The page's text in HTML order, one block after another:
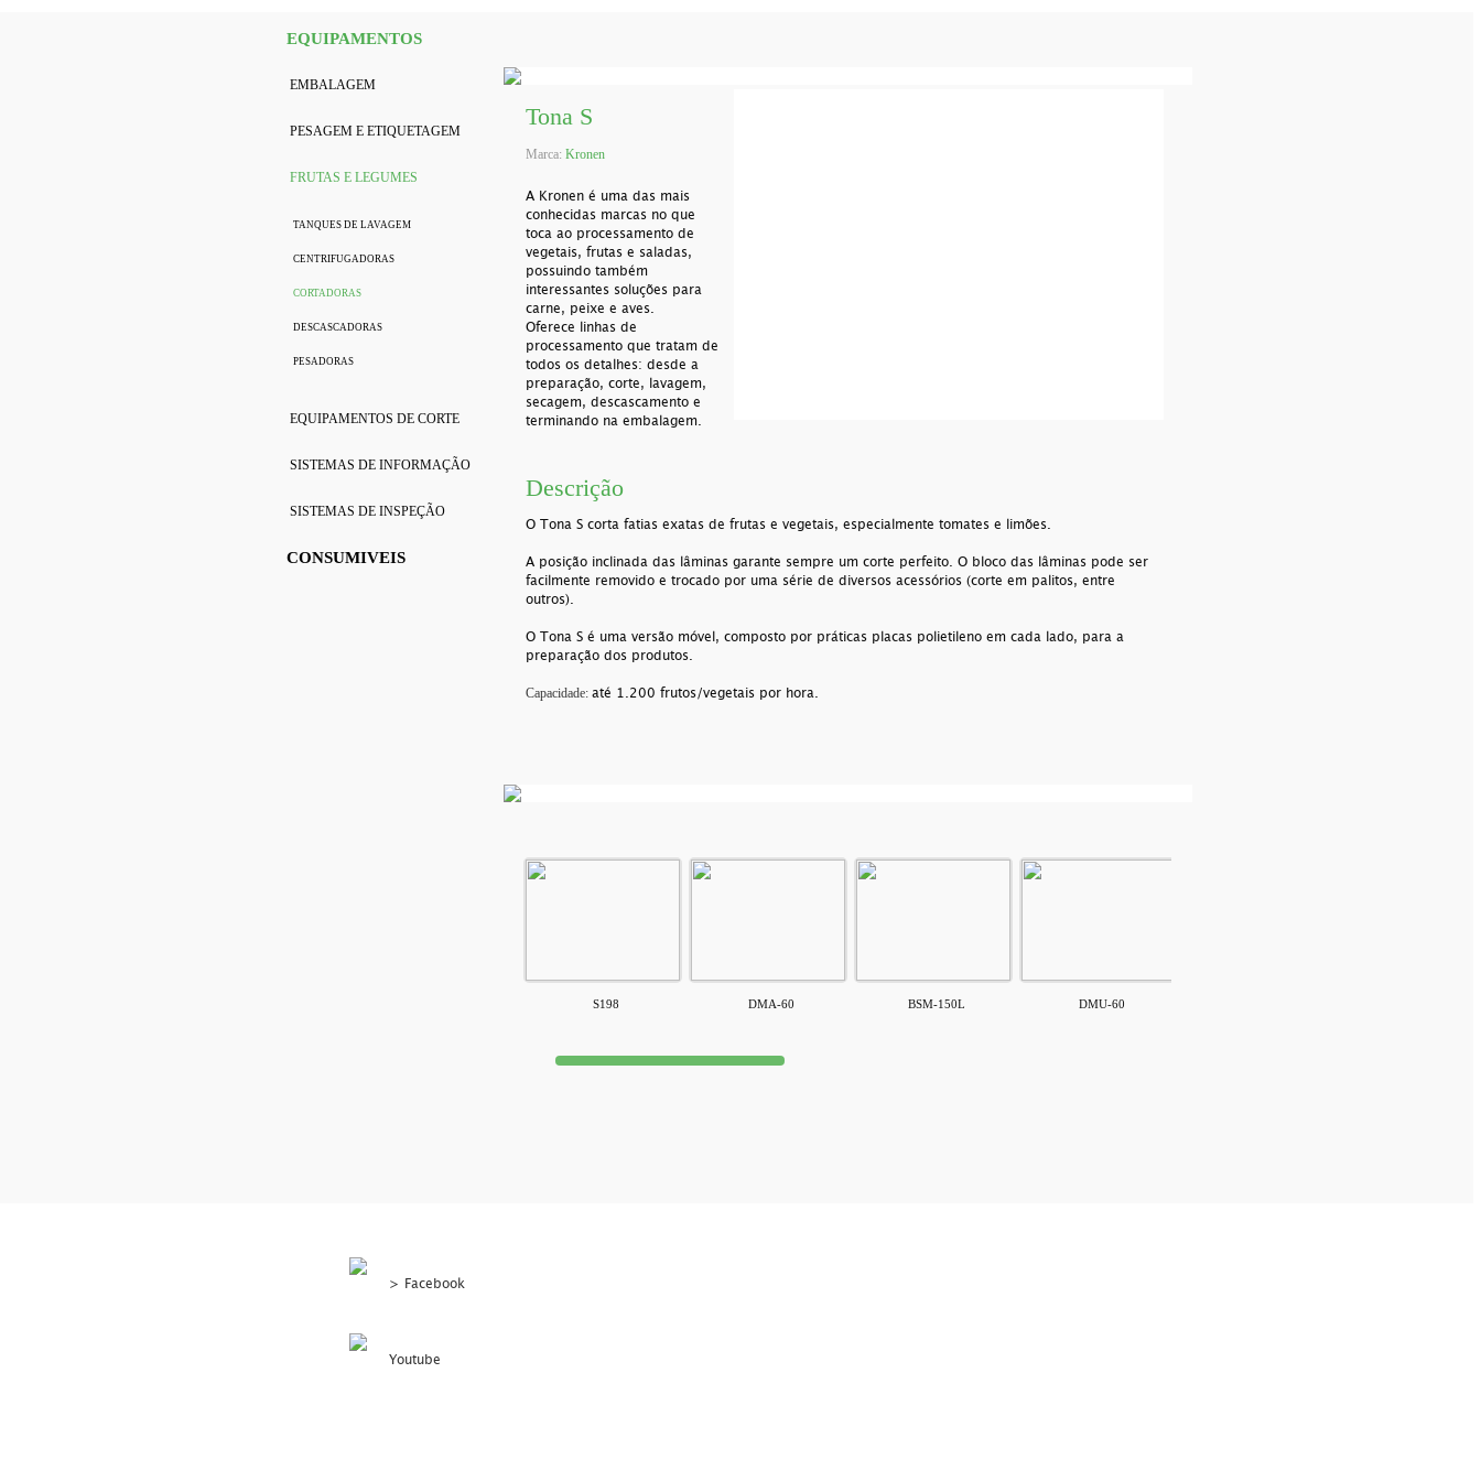
EQUIPAMENTOS
EMBALAGEM
PESAGEM E ETIQUETAGEM
FRUTAS E LEGUMES
TANQUES DE LAVAGEM
CENTRIFUGADORAS
CORTADORAS
DESCASCADORAS
PESADORAS
EQUIPAMENTOS DE CORTE
SISTEMAS DE INFORMAÇÃO
SISTEMAS DE INSPEÇÃO
CONSUMIVEIS
Tona S
Marca: Kronen
A Kronen é uma das mais
conhecidas marcas no que
toca ao processamento de
vegetais, frutas e saladas,
possuindo também
interessantes soluções para
carne, peixe e aves.
Oferece linhas de
processamento que tratam de
todos os detalhes: desde a
preparação, corte, lavagem,
secagem, descascamento e
terminando na embalagem.
Descrição
O Tona S corta fatias exatas de frutas e vegetais, especialmente tomates e limões.
A posição inclinada das lâminas garante sempre um corte perfeito. O bloco das lâminas pode ser
facilmente removido e trocado por uma série de diversos acessórios (corte em palitos, entre
outros).
O Tona S é uma versão móvel, composto por práticas placas polietileno em cada lado, para a
preparação dos produtos.
Capacidade: até 1.200 frutos/vegetais por hora.
S198 DMA-60 BSM-150L DMU-60
> Facebook
Youtube